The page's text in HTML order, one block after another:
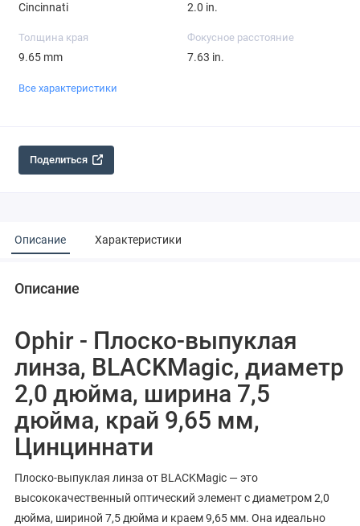
Cincinnati 2.0 in.
Толщина края
9.65 mm
Фокусное расстояние
7.63 in.
Все характеристики
Поделиться
Описание Характеристики
Описание
Ophir - Плоско-выпуклая
линза, BLACKMagic, диаметр
2,0 дюйма, ширина 7,5
дюйма, край 9,65 мм,
Цинциннати
Плоско-выпуклая линза от BLACKMagic — это
высококачественный оптический элемент с диаметром 2,0
дюйма, шириной 7,5 дюйма и краем 9,65 мм. Она идеально